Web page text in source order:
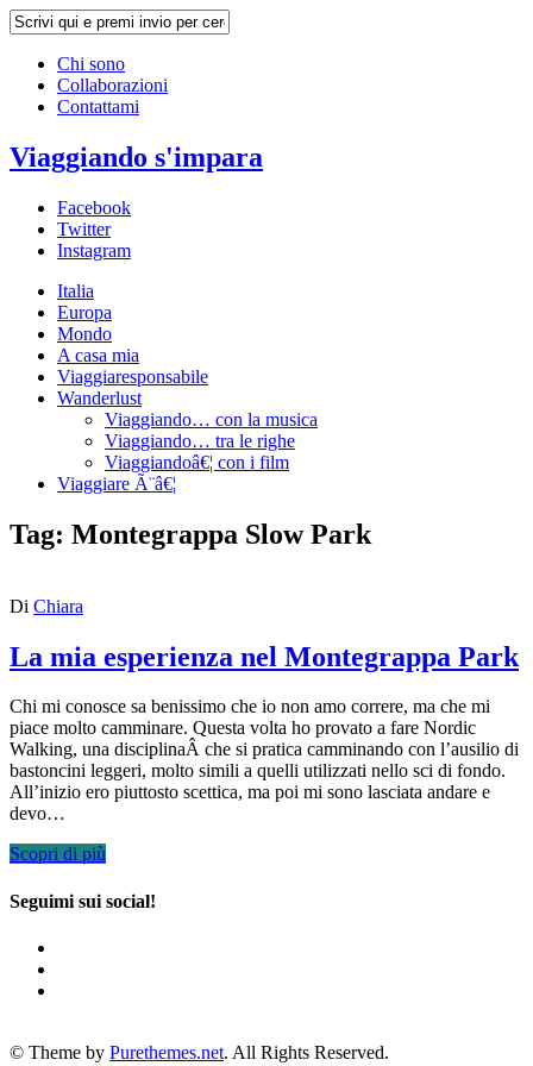
Chi sono
Collaborazioni
Contattami
Viaggiando s'impara
Facebook
Twitter
Instagram
Italia
Europa
Mondo
A casa mia
Viaggiaresponsabile
Wanderlust
Viaggiando… con la musica
Viaggiando… tra le righe
Viaggiandoâ€¦ con i film
Viaggiare Ã¨â€¦
Tag: Montegrappa Slow Park
Di Chiara
La mia esperienza nel Montegrappa Park
Chi mi conosce sa benissimo che io non amo correre, ma che mi
piace molto camminare. Questa volta ho provato a fare Nordic
Walking, una disciplinaÂ che si pratica camminando con l’ausilio di
bastoncini leggeri, molto simili a quelli utilizzati nello sci di fondo.
All’inizio ero piuttosto scettica, ma poi mi sono lasciata andare e
devo…
Scopri di più
Seguimi sui social!
© Theme by Purethemes.net. All Rights Reserved.